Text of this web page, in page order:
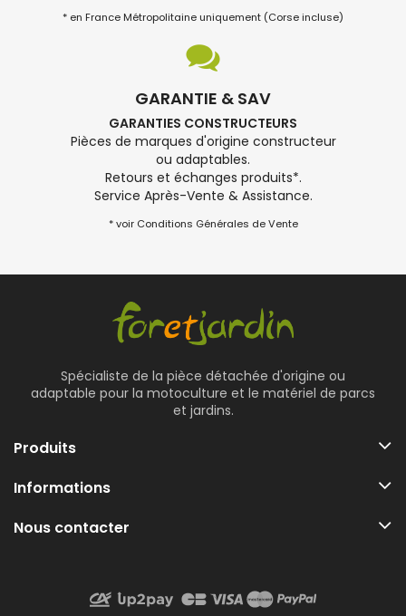
* en France Métropolitaine uniquement (Corse incluse)
GARANTIE & SAV
GARANTIES CONSTRUCTEURS
Pièces de marques d'origine constructeur
ou adaptables.
Retours et échanges produits*.
Service Après-Vente & Assistance.
* voir Conditions Générales de Vente
Spécialiste de la pièce détachée d'origine ou
adaptable pour la motoculture et le matériel de parcs
et jardins.
Produits
Informations
Nous contacter